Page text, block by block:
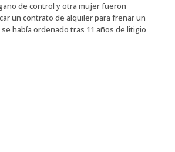
de control y otra mujer fueron
un contrato de alquiler para frenar un
había ordenado tras 11 años de litigio